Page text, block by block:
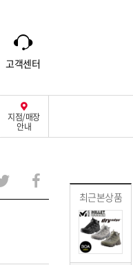
고객센터
지점/매장
안내
최근본상품